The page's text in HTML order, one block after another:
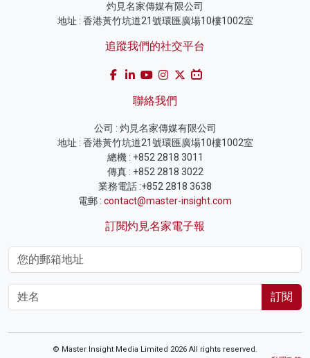
灼見名家傳媒有限公司
地址 : 香港黃竹坑道21號環匯廣場10樓1002室
追蹤我們的社交平台
聯絡我們
公司 : 灼見名家傳媒有限公司
地址 : 香港黃竹坑道21號環匯廣場10樓1002室
總機 : +852 2818 3011
傳真 : +852 2818 3022
業務電話 :+852 2818 3638
電郵 : contact@master-insight.com
訂閱灼見名家電子報
訂閱
© Master Insight Media Limited 2026 All rights reserved.